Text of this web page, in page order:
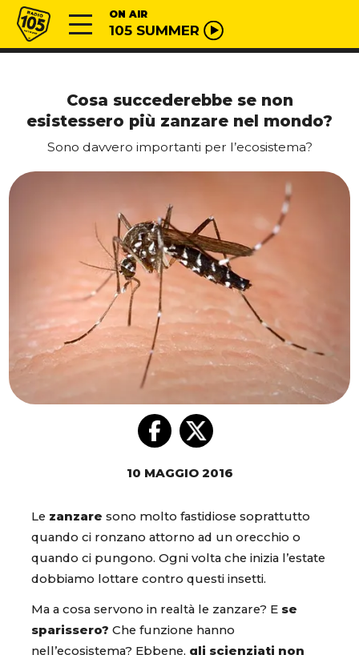
Vai al contenuto
Radio 105 ON AIR
105 SUMMER
Cosa succederebbe se non
esistessero più zanzare nel mondo?
Sono davvero importanti per l’ecosistema?
10 MAGGIO 2016
Le zanzare sono molto fastidiose soprattutto
quando ci ronzano attorno ad un orecchio o
quando ci pungono. Ogni volta che inizia l’estate
dobbiamo lottare contro questi insetti.
Ma a cosa servono in realtà le zanzare? E se
sparissero? Che funzione hanno
nell’ecosistema? Ebbene, gli scienziati non